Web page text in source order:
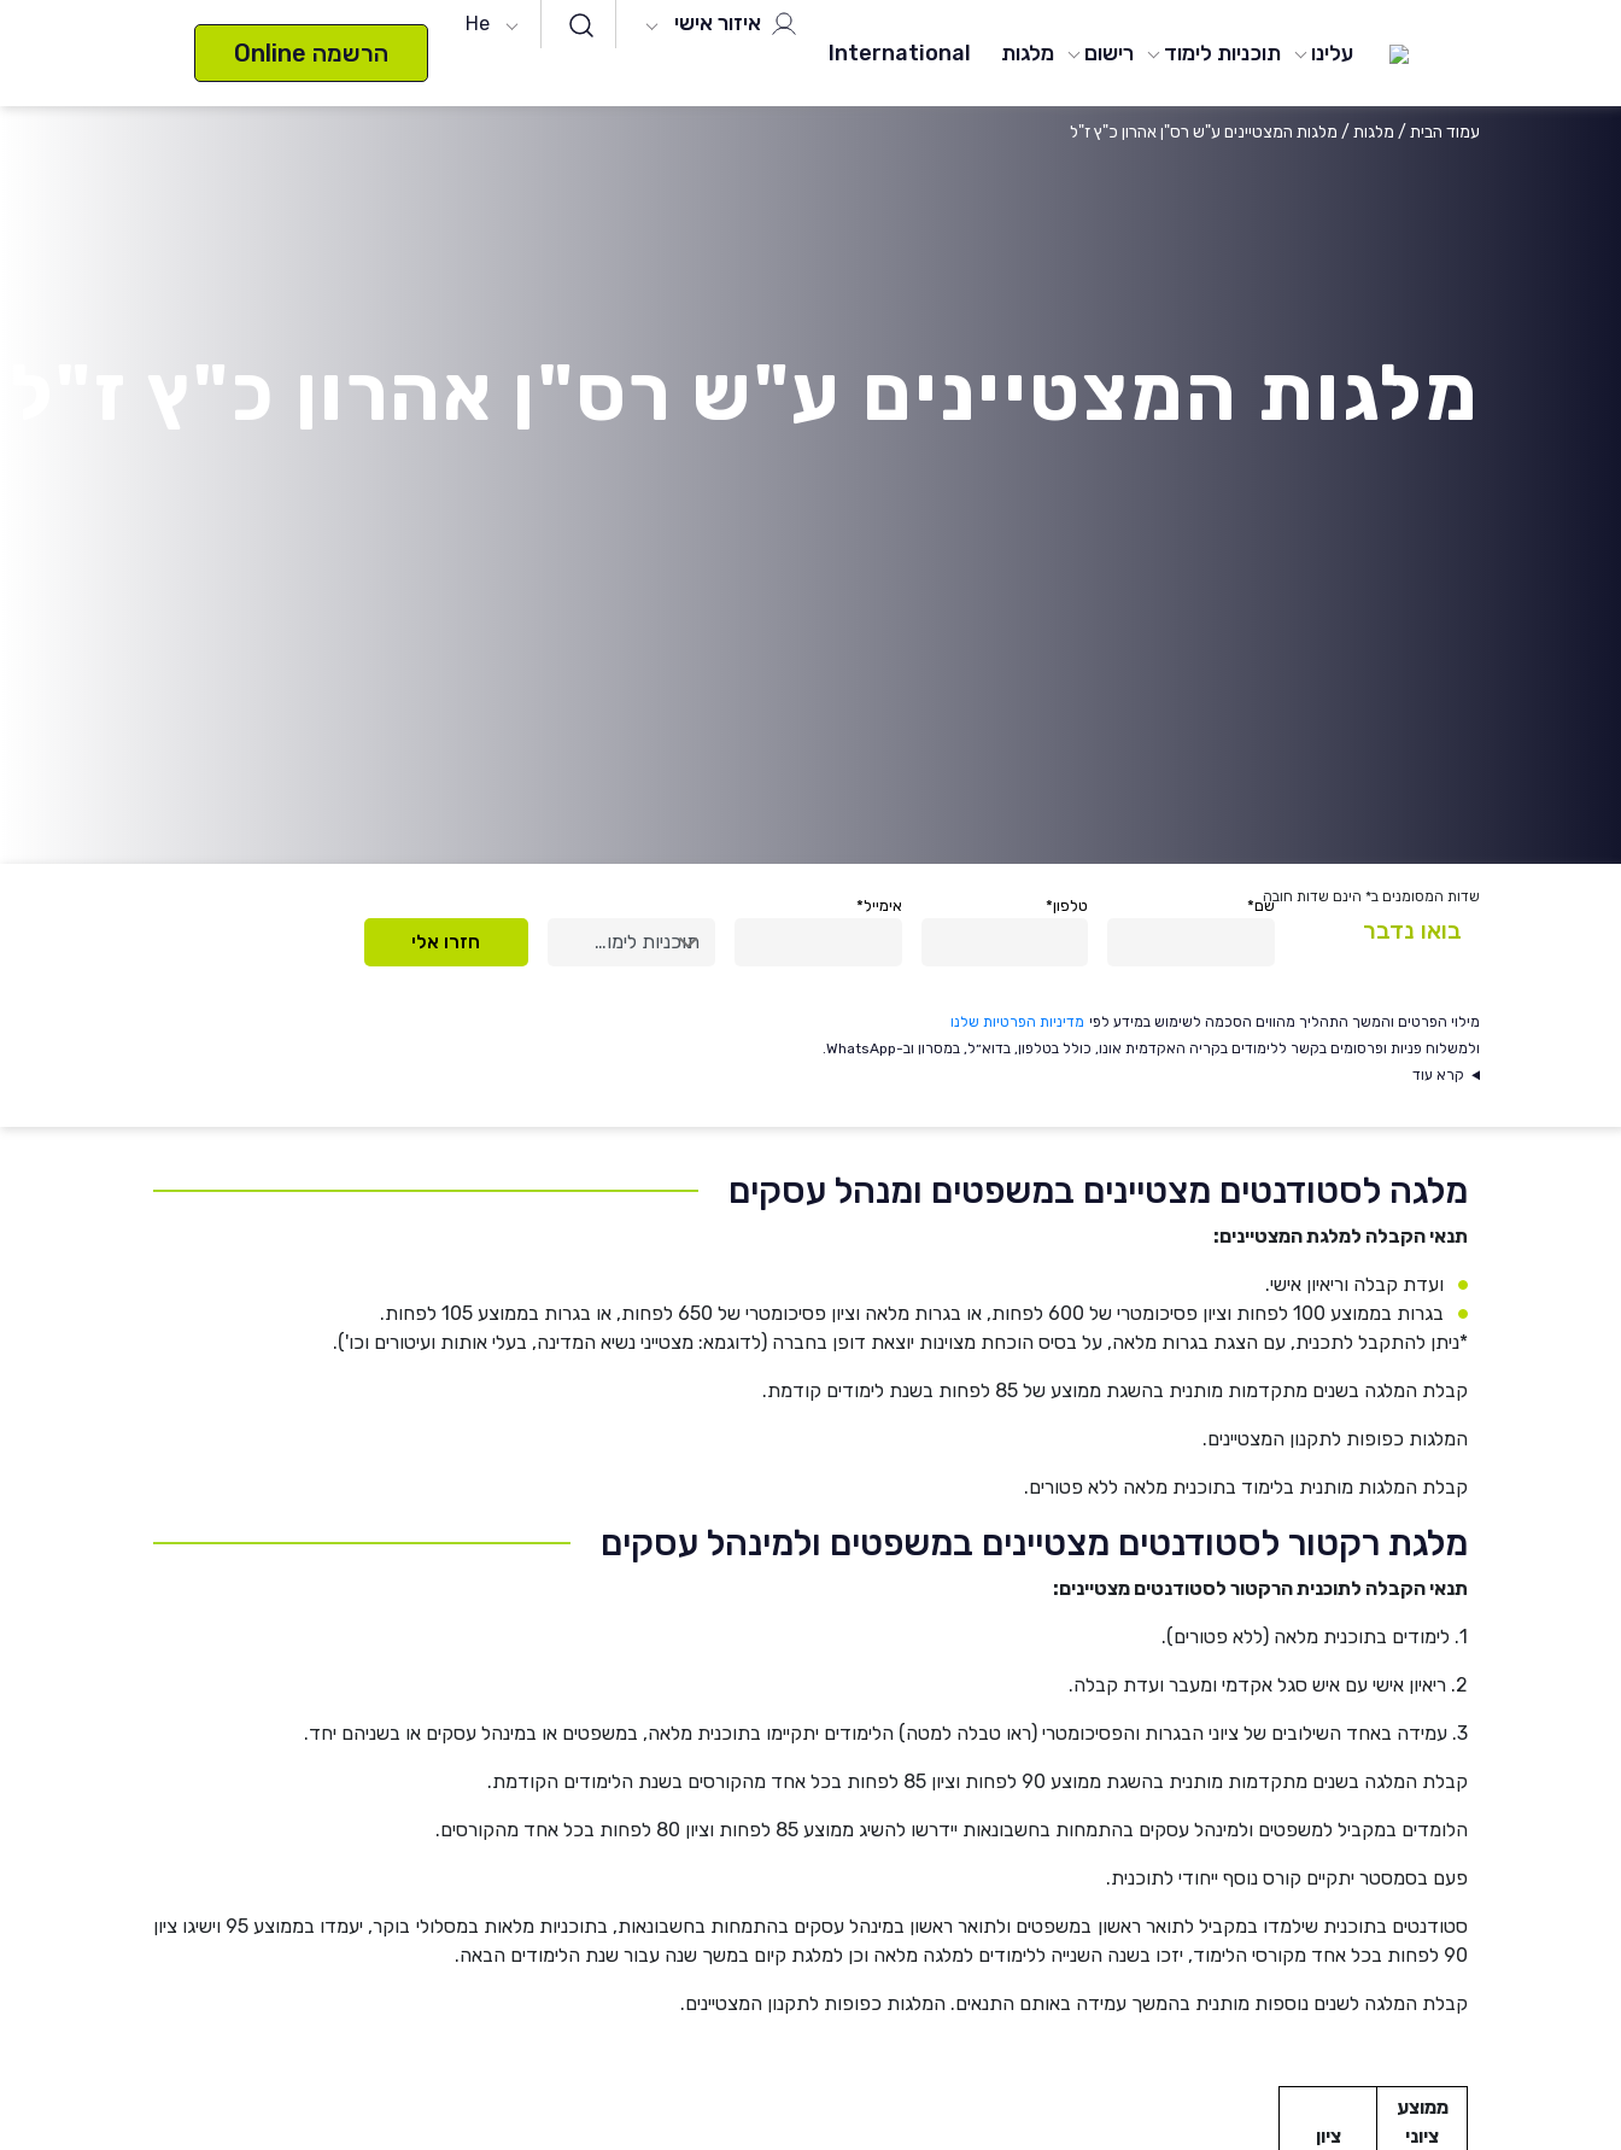
עלינו תוכניות לימוד רישום מלגות International
איזור אישי He
הרשמה Online
עמוד הבית / מלגות / מלגות המצטיינים ע"ש רס"ן אהרון כ"ץ ז"ל
מלגות המצטיינים ע"ש רס"ן אהרון כ"ץ ז"ל
בואו נדבר
שדות המסומנים ב* הינם שדות חובה
בואו נדבר
שם* טלפון* אימייל*
תוכניות לימוד* חזרו אלי
מילוי הפרטים והמשך התהליך מהווים הסכמה לשימוש במידע לפי מדיניות הפרטיות שלנו
ולמשלוח פניות ופרסומים בקשר ללימודים בקריה האקדמית אונו, כולל בטלפון, בדוא״ל, במסרון וב-WhatsApp.
קרא עוד
מלגה לסטודנטים מצטיינים במשפטים ומנהל עסקים
תנאי הקבלה למלגת המצטיינים:
ועדת קבלה וריאיון אישי.
בגרות בממוצע 100 לפחות וציון פסיכומטרי של 600 לפחות, או בגרות מלאה וציון פסיכומטרי של 650 לפחות, או בגרות בממוצע 105 לפחות.
*ניתן להתקבל לתכנית, עם הצגת בגרות מלאה, על בסיס הוכחת מצוינות יוצאת דופן בחברה (לדוגמא: מצטייני נשיא המדינה, בעלי אותות ועיטורים וכו').
קבלת המלגה בשנים מתקדמות מותנית בהשגת ממוצע של 85 לפחות בשנת לימודים קודמת.
המלגות כפופות לתקנון המצטיינים.
קבלת המלגות מותנית בלימוד בתוכנית מלאה ללא פטורים.
מלגת רקטור לסטודנטים מצטיינים במשפטים ולמינהל עסקים
תנאי הקבלה לתוכנית הרקטור לסטודנטים מצטיינים:
1. לימודים בתוכנית מלאה (ללא פטורים).
2. ריאיון אישי עם איש סגל אקדמי ומעבר ועדת קבלה.
3. עמידה באחד השילובים של ציוני הבגרות והפסיכומטרי (ראו טבלה למטה) הלימודים יתקיימו בתוכנית מלאה, במשפטים או במינהל עסקים או בשניהם יחד.
קבלת המלגה בשנים מתקדמות מותנית בהשגת ממוצע 90 לפחות וציון 85 לפחות בכל אחד מהקורסים בשנת הלימודים הקודמת.
הלומדים במקביל למשפטים ולמינהל עסקים בהתמחות בחשבונאות יידרשו להשיג ממוצע 85 לפחות וציון 80 לפחות בכל אחד מהקורסים.
פעם בסמסטר יתקיים קורס נוסף ייחודי לתוכנית.
סטודנטים בתוכנית שילמדו במקביל לתואר ראשון במשפטים ולתואר ראשון במינהל עסקים בהתמחות בחשבונאות, בתוכניות מלאות במסלולי בוקר, יעמדו בממוצע 95 וישיגו ציון
90 לפחות בכל אחד מקורסי הלימוד, יזכו בשנה השנייה ללימודים למלגה מלאה וכן למלגת קיום במשך שנה עבור שנת הלימודים הבאה.
קבלת המלגה לשנים נוספות מותנית בהמשך עמידה באותם התנאים. המלגות כפופות לתקנון המצטיינים.
ממוצע
ציוני
ציון